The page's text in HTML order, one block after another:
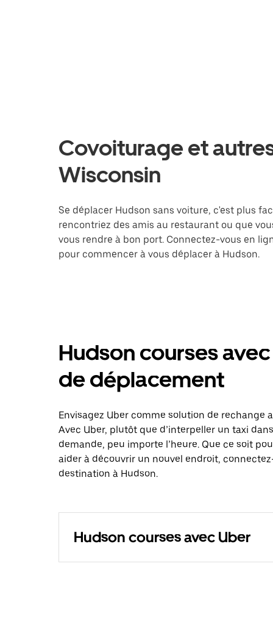
Covoiturage et
Wisconsin
Se déplacer Hudson sans voiture, c'est plus
rencontriez des amis au restaurant ou que
vous rendre à bon port. Connectez-vous en
pour commencer à vous déplacer à Hudson.
Hudson courses
de déplacement
Envisagez Uber comme solution de rechange
Avec Uber, plutôt que d’interpeller un taxi
demande, peu importe l’heure. Que ce soit
aider à découvrir un nouvel endroit,
destination à Hudson.
Hudson courses avec Uber